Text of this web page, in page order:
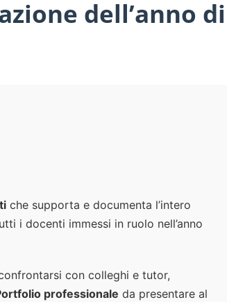
dell’anno di
che supporta e documenta l’intero
i docenti immessi in ruolo nell’anno
con colleghi e tutor,
professionale da presentare al